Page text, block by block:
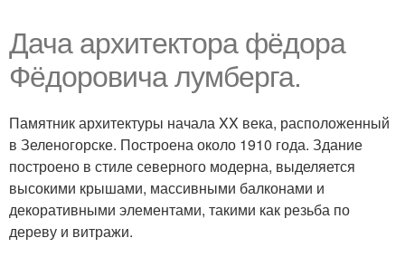
Дача архитектора фёдора
Фёдоровича лумберга.
Памятник архитектуры начала XX века, расположенный
в Зеленогорске. Построена около 1910 года. Здание
построено в стиле северного модерна, выделяется
высокими крышами, массивными балконами и
декоративными элементами, такими как резьба по
дереву и витражи.